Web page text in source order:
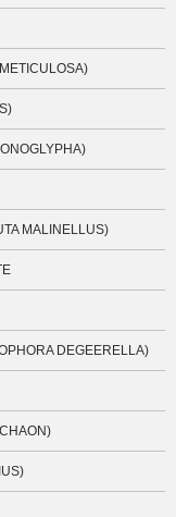
MALINELLUS)
DEGEERELLA)